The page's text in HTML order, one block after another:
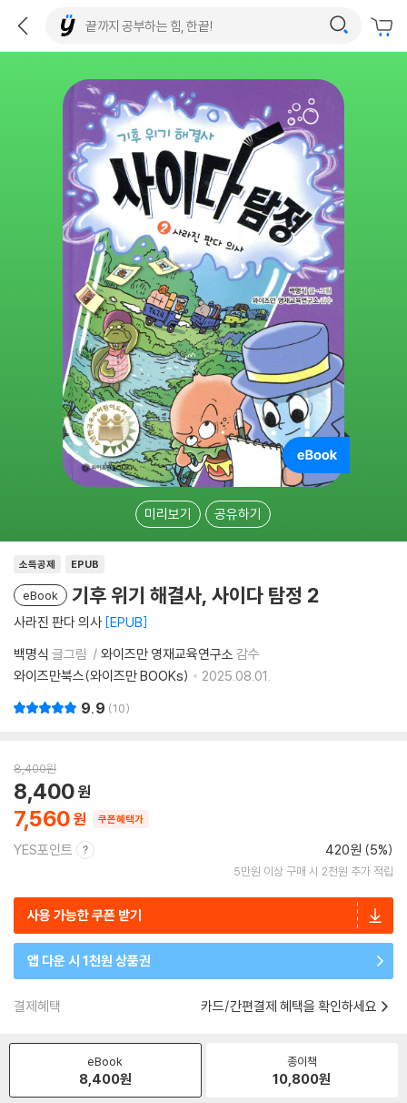
미리보기 공유하기
소득공제 EPUB
eBook 기후 위기 해결사, 사이다 탐정 2
사라진 판다 의사 EPUB
백명식 글그림 와이즈만 영재교육연구소 감수
와이즈만북스(와이즈만 BOOKs)
2025.08.01.
9.9 10
8,400원
7,560
8,400
쿠폰혜택가
YES포인트 420원 (5%)
5만원 이상 구매 시 2천원 추가 적립
사용 가능한 쿠폰 받기
앱 다운 시 1천원 상품권
결제혜택 카드/간편결제 혜택을 확인하세요
eBook
8,400원
종이책
10,800원